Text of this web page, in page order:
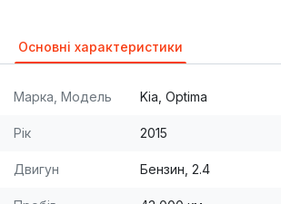
Основні характеристики
Марка, Модель Kia, Optima
Рік 2015
Двигун Бензин, 2.4